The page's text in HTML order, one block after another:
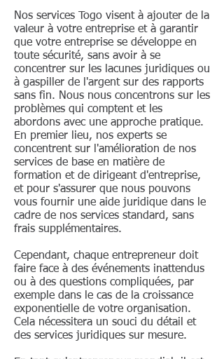
Nos services Togo visent à ajouter de la
valeur à votre entreprise et à garantir
que votre entreprise se développe en
toute sécurité, sans avoir à se
concentrer sur les lacunes juridiques ou
à gaspiller de l'argent sur des rapports
sans fin. Nous nous concentrons sur les
problèmes qui comptent et les
abordons avec une approche pratique.
En premier lieu, nos experts se
concentrent sur l'amélioration de nos
services de base en matière de
formation et de dirigeant d'entreprise,
et pour s'assurer que nous pouvons
vous fournir une aide juridique dans le
cadre de nos services standard, sans
frais supplémentaires.
Cependant, chaque entrepreneur doit
faire face à des événements inattendus
ou à des questions compliquées, par
exemple dans le cas de la croissance
exponentielle de votre organisation.
Cela nécessitera un souci du détail et
des services juridiques sur mesure.